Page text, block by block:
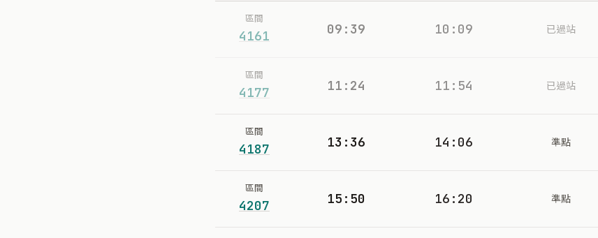
區間
4161 09:39 10:09 已過站
區間
4177 11:24 11:54 已過站
區間
4187 13:36 14:06 準點
區間
4207 15:50 16:20 準點